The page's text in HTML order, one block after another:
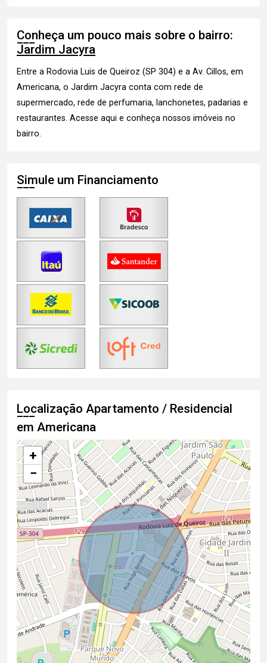
Conheça um pouco mais sobre o bairro:
Jardim Jacyra
Entre a Rodovia Luis de Queiroz (SP 304) e a Av. Cillos, em
Americana, o Jardim Jacyra conta com rede de
supermercado, rede de perfumaria, lanchonetes, padarias e
restaurantes. Acesse aqui e conheça nossos imóveis no
bairro.
Simule um Financiamento
Localização Apartamento / Residencial
em Americana
+
−